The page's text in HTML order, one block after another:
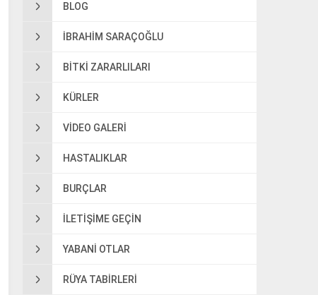
BLOG
IBRAHIM SARAÇOĞLU
BITKI ZARARLILARI
KÜRLER
VIDEO GALERI
HASTALIKLAR
BURÇLAR
ILETIŞIME GEÇIN
YABANI OTLAR
RÜYA TABIRLERI